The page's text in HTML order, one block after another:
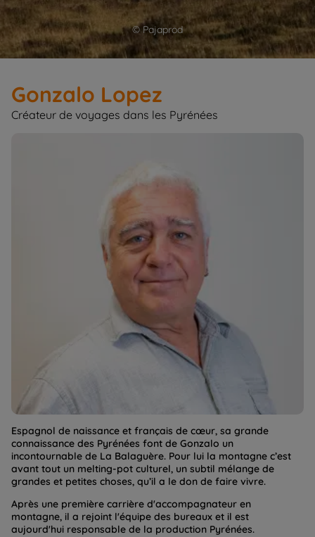
© Pajaprod
Gonzalo Lopez
Créateur de voyages dans les Pyrénées
Espagnol de naissance et français de cœur, sa grande
connaissance des Pyrénées font de Gonzalo un
incontournable de La Balaguère. Pour lui la montagne c’est
avant tout un melting-pot culturel, un subtil mélange de
grandes et petites choses, qu’il a le don de faire vivre.
Après une première carrière d'accompagnateur en
montagne, il a rejoint l'équipe des bureaux et il est
aujourd'hui responsable de la production Pyrénées.